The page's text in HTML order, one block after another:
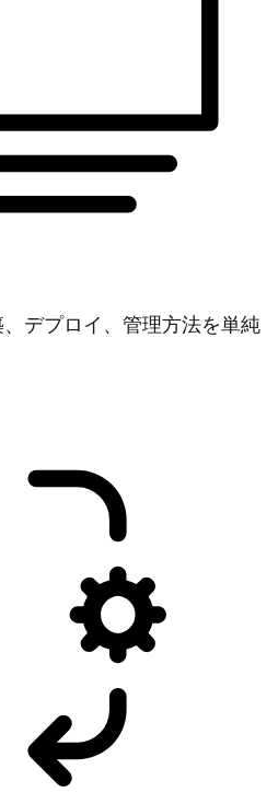
デプロイ、管理方法を単純